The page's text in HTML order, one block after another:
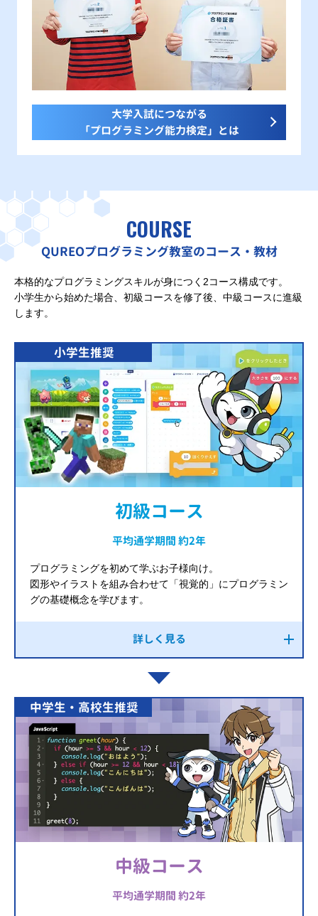
大学入試につながる
「プログラミング能力検定」とは
COURSE
QUREOプログラミング教室のコース・教材
本格的なプログラミングスキルが身につく2コース構成です。
小学生から始めた場合、初級コースを修了後、中級コースに進級
します。
小学生推奨
初級コース
平均通学期間 約2年
プログラミングを初めて学ぶお子様向け。
図形やイラストを組み合わせて「視覚的」にプログラミン
グの基礎概念を学びます。
詳しく見る
中学生・高校生推奨
中級コース
平均通学期間 約2年